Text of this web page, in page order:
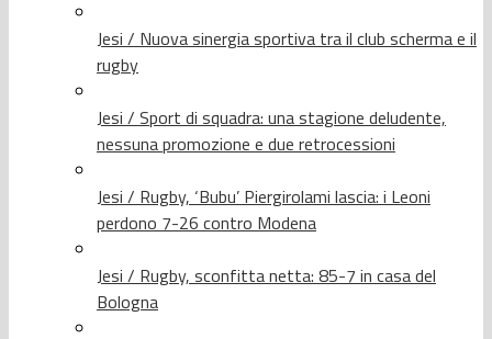
Jesi / Nuova sinergia sportiva tra il club scherma e il
rugby
Jesi / Sport di squadra: una stagione deludente,
nessuna promozione e due retrocessioni
Jesi / Rugby, ‘Bubu’ Piergirolami lascia: i Leoni
perdono 7-26 contro Modena
Jesi / Rugby, sconfitta netta: 85-7 in casa del
Bologna